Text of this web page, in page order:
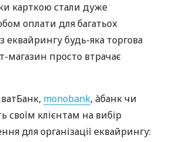
карткою стали дуже
оплати для багатьох
еквайрингу будь-яка торгова
магазин просто втрачає
monobank, àбанк чи
клієнтам на вибір
для організації еквайрингу: